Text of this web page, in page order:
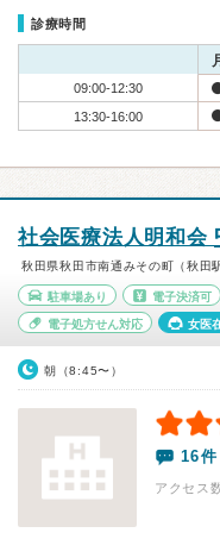
診療時間
09:00-12:30
13:30-16:00
社会医療法人明和会
秋田県秋田市南通みその町（秋田
駐車場あり 電子決済可
電子処方せん対応 女医
朝（8:45〜）
16件
アクセス